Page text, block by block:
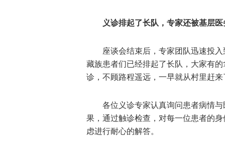
义诊排起了长队，专家还被基层
座谈会结束后，专家团队迅速投
藏族患者们已经排起了长队，大家有
诊，不顾路程遥远，一早就从村里赶来
各位义诊专家认真询问患者病情
果，通过触诊检查，对每一位患者的
虑进行耐心的解答。